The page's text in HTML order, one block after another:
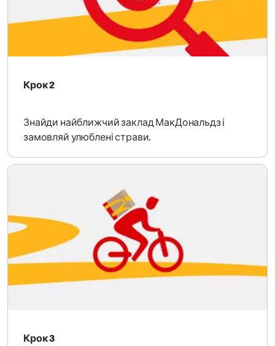
Крок 2
Знайди найближчий заклад МакДональдз і
замовляй улюблені страви.
Крок 3